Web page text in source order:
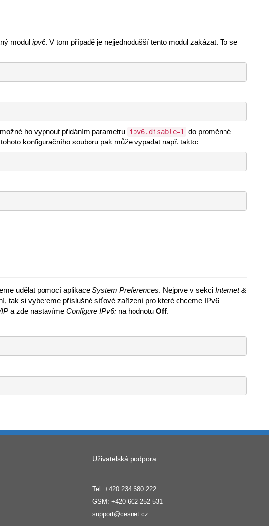
modul ipv6. V tom případě je nejjednodušší tento modul zakázat. To se
ho vypnout přidáním parametru ipv6.disable=1
do proměnné
konfiguračního souboru pak může vypadat např. takto:
udělat pomocí aplikace System Preferences. Nejprve v sekci Internet &
tak si vybereme příslušné síťové zařízení pro které chceme IPv6
IP a zde nastavíme Configure IPv6: na hodnotu Off.
Uživatelská podpora
Tel: +420 234 680 222
GSM: +420 602 252 531
support@cesnet.cz